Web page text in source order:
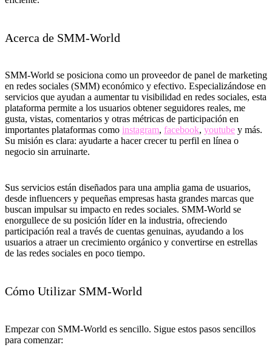
Acerca de SMM-World
SMM-World se posiciona como un proveedor de panel de marketing
en redes sociales (SMM) económico y efectivo. Especializándose en
servicios que ayudan a aumentar tu visibilidad en redes sociales, esta
plataforma permite a los usuarios obtener seguidores reales, me
gusta, vistas, comentarios y otras métricas de participación en
importantes plataformas como instagram, facebook, youtube y más.
Su misión es clara: ayudarte a hacer crecer tu perfil en línea o
negocio sin arruinarte.
Sus servicios están diseñados para una amplia gama de usuarios,
desde influencers y pequeñas empresas hasta grandes marcas que
buscan impulsar su impacto en redes sociales. SMM-World se
enorgullece de su posición líder en la industria, ofreciendo
participación real a través de cuentas genuinas, ayudando a los
usuarios a atraer un crecimiento orgánico y convertirse en estrellas
de las redes sociales en poco tiempo.
Cómo Utilizar SMM-World
Empezar con SMM-World es sencillo. Sigue estos pasos sencillos
para comenzar: